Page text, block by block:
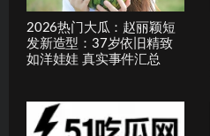
2026热门大瓜：赵丽颖短
发新造型：37岁依旧精致
如洋娃娃 真实事件汇总